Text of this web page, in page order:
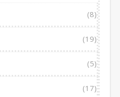
(8)
(19)
(5)
(17)